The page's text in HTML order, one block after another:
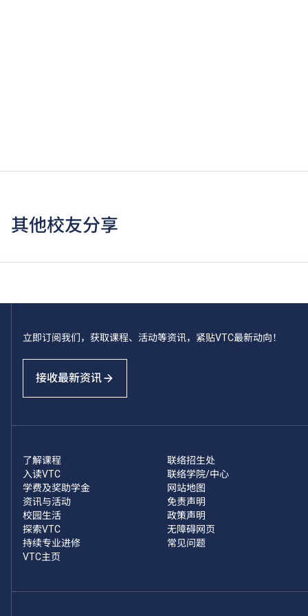
其他校友分享
立即订阅我们，获取课程、活动等资讯，紧贴VTC最新动向！
接收最新资讯
了解课程
入读VTC
学费及奖助学金
资讯与活动
校园生活
探索VTC
持续专业进修
VTC主页
联络招生处
联络学院/中心
网站地图
免责声明
政策声明
无障碍网页
常见问题